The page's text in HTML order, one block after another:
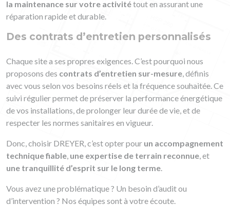
la maintenance sur votre activitétout en assurant une
réparation rapide et durable.
Des contrats d’entretien personnalisés
Chaque site a ses propres exigences. C’est pourquoi nous
proposons des contrats d’entretien sur-mesure , définis
avec vous selon vos besoins réels et la fréquence souhaitée. Ce
suivi régulier permet de préserver la performance énergétique
de vos installations, de prolonger leur durée de vie, et de
respecter les normes sanitaires en vigueur.
Donc, choisir DREYER, c’est opter pour un accompagnement
technique fiable une expertise de terrain reconnue , et
une tranquillité d’esprit sur le long terme
Vous avez une problématique ? Un besoin d’audit ou
d’intervention ? Nos équipes sont à votre écoute.